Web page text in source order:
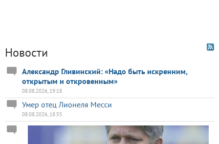
Новости
Александр Гливинский: «Надо быть искренним,
открытым и откровенным»
08.08.2026, 19:18
Умер отец Лионеля Месси
08.08.2026, 18:55